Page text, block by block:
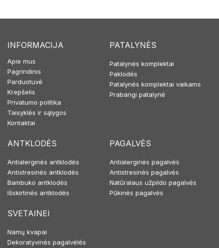
INFORMACIJA
Apie mus
Pagrindinis
Parduotuvė
Krepšelis
Privatumo politika
Taisyklės ir sąlygos
Kontaktai
PATALYNĖS
Patalynės komplektai
Paklodės
Patalynės komplektai vaikams
Prabangi patalynė
ANTKLODĖS
Antialerginės antklodės
Antistresinės antklodės
Bambuko antklodės
Išskirtinės antklodės
PAGALVĖS
Antialerginės pagalvės
Antistresinės pagalvės
Natūralaus užpildo pagalvės
Pūkinės pagalvės
SVETAINEI
Namų kvapai
Dekoratyvinės pagalvėlės